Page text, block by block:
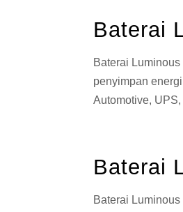
Baterai
Baterai
penyimpan
Automotive,
Baterai
Baterai